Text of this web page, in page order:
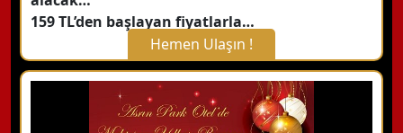
159 TL’den başlayan fiyatlarla…
Hemen Ulaşın !
X Kapat
WhatsApp ile Bilgi Alın